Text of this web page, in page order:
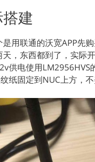
建
用联通的沃宽APP先
，东西都到了，实际
供电使用
纸固定到NUC上方，